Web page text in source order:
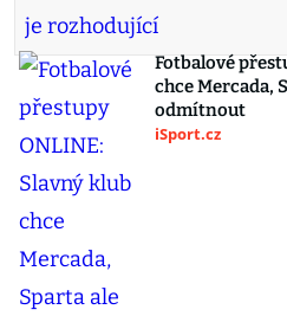
Fotbalové
chce Mercada,
odmítnout
iSport.cz